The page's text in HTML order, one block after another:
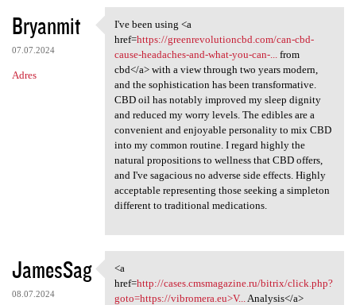
Bryanmit
07.07.2024
Adres
I've been using <a href
I've been using <a
href=https://greenrevolutioncbd.com/can-cbd-
cause-headaches-and-what-you-can-...from
cbd</a> with a view through two years modern,
and the sophistication has been transformative.
CBD oil has notably improved my sleep dignity
and reduced my worry levels. The edibles are a
convenient and enjoyable personality to mix CBD
into my common routine. I regard highly the
natural propositions to wellness that CBD offers,
and I've sagacious no adverse side effects. Highly
acceptable representing those seeking a simpleton
different to traditional medications.
JamesSag
08.07.2024
<a href=http://cases
<a
href=http://cases.cmsmagazine.ru/bitrix/click.php?
goto=https://vibromera.eu>V...
Analysis</a>